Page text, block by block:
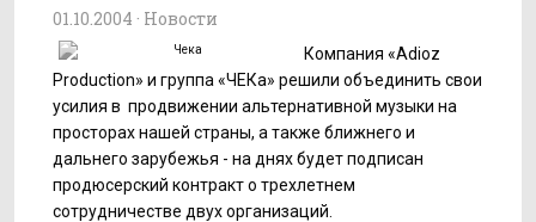
01.10.2004 · Новости
Компания «Adioz
Production» и группа «ЧЕКа» решили объединить свои
усилия в продвижении альтернативной музыки на
просторах нашей страны, а также ближнего и
дальнего зарубежья - на днях будет подписан
продюсерский контракт о трехлетнем
сотрудничестве двух организаций.